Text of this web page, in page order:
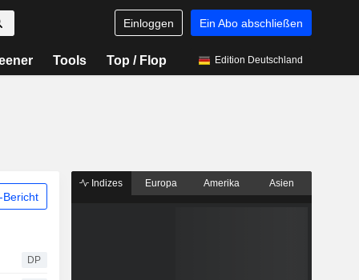
Einloggen Ein Abo abschließen
Tools Top / Flop Edition Deutschland
Bericht
DP
Indizes Europa Amerika Asien